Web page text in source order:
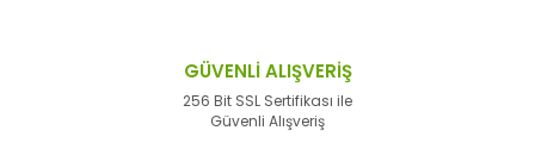
GÜVENLİ ALIŞVERİŞ
256 Bit SSL Sertifikası ile
Güvenli Alışveriş